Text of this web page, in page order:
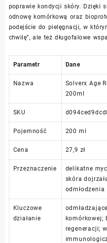
poprawie kondycji skóry. Dzięki
odnowę komórkową oraz
podejście do pielęgnacji, w
chwilę”, ale też długofalowe
Parametr Dane
Nazwa
Solverx Age
200ml
SKU
Pojemność 200 ml
Cena 27,9 zł
Przeznaczenie
delikatne
skóra
odmłodzenia
Kluczowe
działanie
komórkowej;
regeneracji;